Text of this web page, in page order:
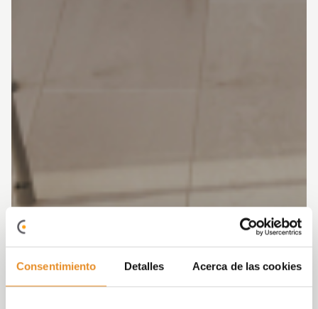
Consentimiento Detalles Acerca de las cookies